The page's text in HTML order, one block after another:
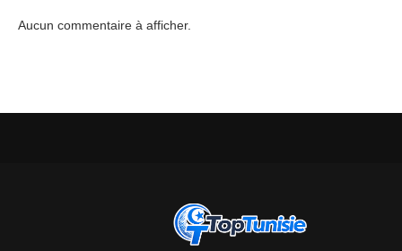
Aucun commentaire à afficher.